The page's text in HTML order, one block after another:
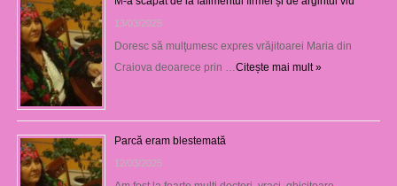
13/03/2025
Doresc să mulţumesc expres vrăjitoarei Maria din
Craiova deoarece prin … Citește mai mult »
Parcă eram blestemată
12/03/2025